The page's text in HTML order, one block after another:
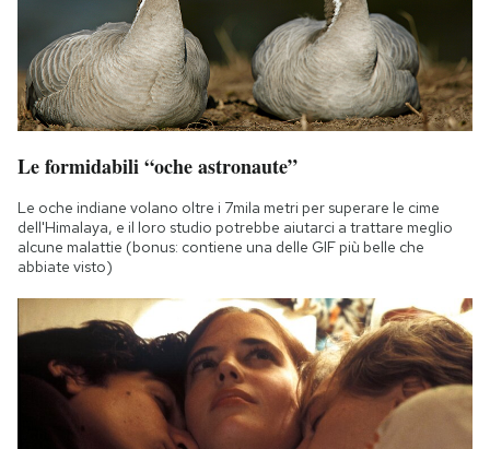
Le formidabili “oche astronaute”
Le oche indiane volano oltre i 7mila metri per superare le cime
dell'Himalaya, e il loro studio potrebbe aiutarci a trattare meglio
alcune malattie (bonus: contiene una delle GIF più belle che
abbiate visto)